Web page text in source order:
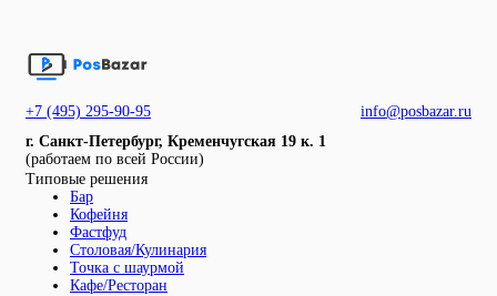
+7 (495) 295-90-95
info@posbazar.ru
г. Санкт-Петербург, Кременчугская 19 к. 1
(работаем по всей России)
Типовые решения
Бар
Кофейня
Фастфуд
Столовая/Кулинария
Точка с шаурмой
Кафе/Ресторан